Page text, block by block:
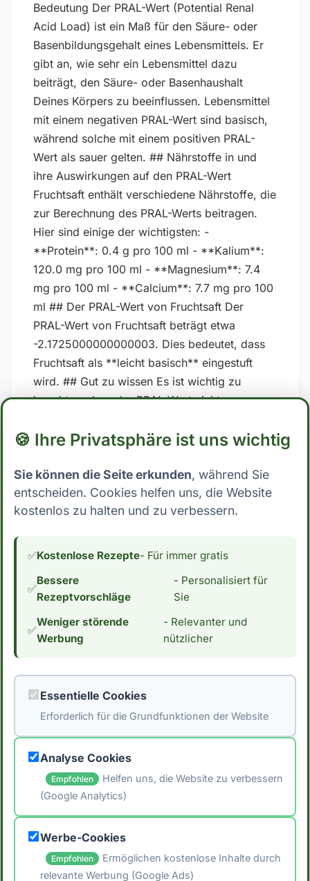
Bedeutung Der PRAL-Wert (Potential Renal
Acid Load) ist ein Maß für den Säure- oder
Basenbildungsgehalt eines Lebensmittels. Er
gibt an, wie sehr ein Lebensmittel dazu
beiträgt, den Säure- oder Basenhaushalt
Deines Körpers zu beeinflussen. Lebensmittel
mit einem negativen PRAL-Wert sind basisch,
während solche mit einem positiven PRAL-
Wert als sauer gelten. ## Nährstoffe in und
ihre Auswirkungen auf den PRAL-Wert
Fruchtsaft enthält verschiedene Nährstoffe, die
zur Berechnung des PRAL-Werts beitragen.
Hier sind einige der wichtigsten: -
**Protein**: 0.4 g pro 100 ml - **Kalium**:
120.0 mg pro 100 ml - **Magnesium**: 7.4
mg pro 100 ml - **Calcium**: 7.7 mg pro 100
ml ## Der PRAL-Wert von Fruchtsaft Der
PRAL-Wert von Fruchtsaft beträgt etwa
-2.1725000000000003. Dies bedeutet, dass
Fruchtsaft als **leicht basisch** eingestuft
wird. ## Gut zu wissen Es ist wichtig zu
beachten, dass der PRAL-Wert nicht
stark variieren können, je nachdem, welche
Berechnungen verwendet werden. Zudem
kann auch die Art und Weise, wie der Körper
auf Lebensmittel reagiert, von Person zu
besten, sich auf eine ausgewogene und
konzentrieren und nicht ausschließlich auf
diese Formeln zu verlassen. *Hinweis: Die
Daten stammen aus der [Schweizer
Nährwertdatenbank]
Fehler wird keine Haftung übernommen. Ziehe
immer verschiedene Quellen heran und
konsultiere einen Arzt oder Ernährungsberater.
um individuelle Empfehlungen zu erhalten.*
🖨️ Artikel drucken
🍪 Ihre Privatsphäre ist uns wichtig
Sie können die Seite erkunden, während Sie
entscheiden. Cookies helfen uns, die Website
kostenlos zu halten und zu verbessern.
✅Kostenlose Rezepte- Für immer gratis
✅
Bessere
Rezeptvorschläge
- Personalisiert für
Sie
✅
Weniger störende
Werbung
- Relevanter und
nützlicher
Essentielle Cookies
Erforderlich für die Grundfunktionen der Website
Analyse Cookies
Empfohlen
Helfen uns, die Website zu verbessern
(Google Analytics)
Werbe-Cookies
Empfohlen
Ermöglichen kostenlose Inhalte durch
relevante Werbung (Google Ads)